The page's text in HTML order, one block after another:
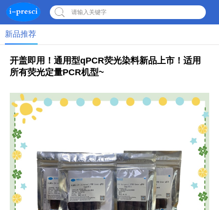
请输入关键字
新品推荐
开盖即用！通用型qPCR荧光染料新品上市！适用
所有荧光定量PCR机型~